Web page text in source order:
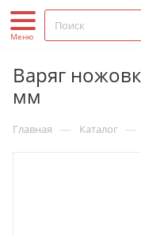
Варяг
мм
Главная — Каталог —